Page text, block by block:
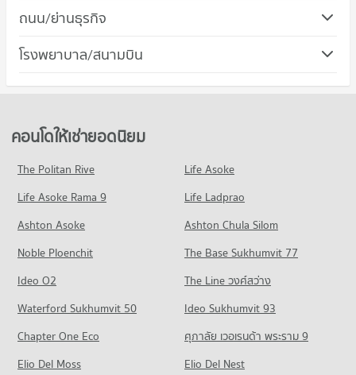
คอนโดให้เช่า วิทยาลัยพยาบาลบรมราชชนนีศรีธัญญา
มีคอนโดให้เช่า 2,997 ประกาศ
ขายคอนโด วิทยาลัยพยาบาลบรมราชชนนีศรีธัญญา
319 โครงการ
คอนโดให้เช่า วิทยาลัยพยาบาลบรมราชชนนีบำราศนราดูร
มีคอนโดให้เช่า 2,911 ประกาศ
มีคอนโดขาย 1,840 ประกาศ
คอนโด วิทยาลัยพยาบาลบรมราชชนนีนนทบุรี
451 โครงการ
คอนโดให้เช่า วิทยาลัยพยาบาลบรมราชชนนีนนทบุรี
มีคอนโดให้เช่า 4,872 ประกาศ
ขายคอนโด วิทยาลัยพยาบาลบรมราชชนนีนนทบุรี
มีคอนโดขาย 2,762 ประกาศ
คอนโด วิทยาลัยนักบริหาร
คอนโด เดอะ มอลล์ งามวงศ์วาน
คอนโดให้เช่า เดอะ มอลล์ งามวงศ์วาน
คอนโด ตลาดบองมาร์เช่
มีคอนโดให้เช่า 6,351 ประกาศ
ขายคอนโด ตลาดบองมาร์เช่
มีคอนโดขาย 2,335 ประกาศ
369 โครงการ
คอนโดให้เช่า เทสโก้โลตัส ประชาชื่น
มีคอนโดขาย 5,304 ประกาศ
ถนน/ย่านธุรกิจ
คอนโด เขตบางซื่อ
คอนโดให้เช่า เขตบางซื่อ
ขายคอนโด เขตบางซื่อ
มีคอนโดขาย 1,526 ประกาศ
คอนโด ถนนวงศ์สว่าง
44 โครงการ
คอนโดให้เช่า ถนนวงศ์สว่าง
มีคอนโดให้เช่า 1,049 ประกาศ
ขายคอนโด ถนนวงศ์สว่าง
มีคอนโดขาย 772 ประกาศ
คอนโด ถนนกรุงเทพฯ-นนทบุรี
มีคอนโดให้เช่า 2,052 ประกาศ
โรงพยาบาล/สนามบิน
คอนโด รพ.ศรีธัญญา
คอนโดให้เช่า รพ.ศรีธัญญา
มีคอนโดให้เช่า 1,881 ประกาศ
ขายคอนโด รพ.ศรีธัญญา
มีคอนโดขาย 1,334 ประกาศ
142 โครงการ
คอนโดให้เช่า รพ.เกษมราษฎร์ ประชาชื่น
มีคอนโดขาย 1,878 ประกาศ
คอนโด สถาบันบำราศนราดูร
205 โครงการ
คอนโดให้เช่ายอดนิยม
The Politan Rive
Life Asoke
Life Asoke Rama 9
Life Ladprao
Ashton Asoke
Ashton Chula Silom
Noble Ploenchit
The Base Sukhumvit 77
Ideo O2
The Line วงศ์สว่าง
Waterford Sukhumvit 50
Ideo Sukhumvit 93
Chapter One Eco
ศุภาลัย เวอเรนด้า พระราม 9
Elio Del Moss
Elio Del Nest